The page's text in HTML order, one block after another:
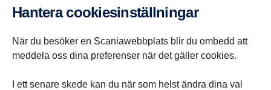
Hantera cookiesinställningar
När du besöker en Scaniawebbplats blir du ombedd att
meddela oss dina preferenser när det gäller cookies.
I ett senare skede kan du när som helst ändra dina val